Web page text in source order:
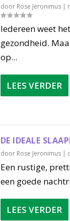
door Rose Jeronimus|
Iedereen weet
gezondheid.
op...
LEES VERDER
DE IDEALE
door Rose Jeronimus|
Een rustige,
een goede
LEES VERDER